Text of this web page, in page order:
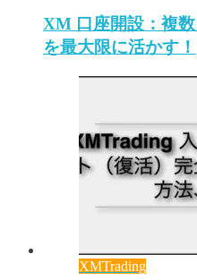
XM 口座開設：複
を最大限に活かす！
XMTrading